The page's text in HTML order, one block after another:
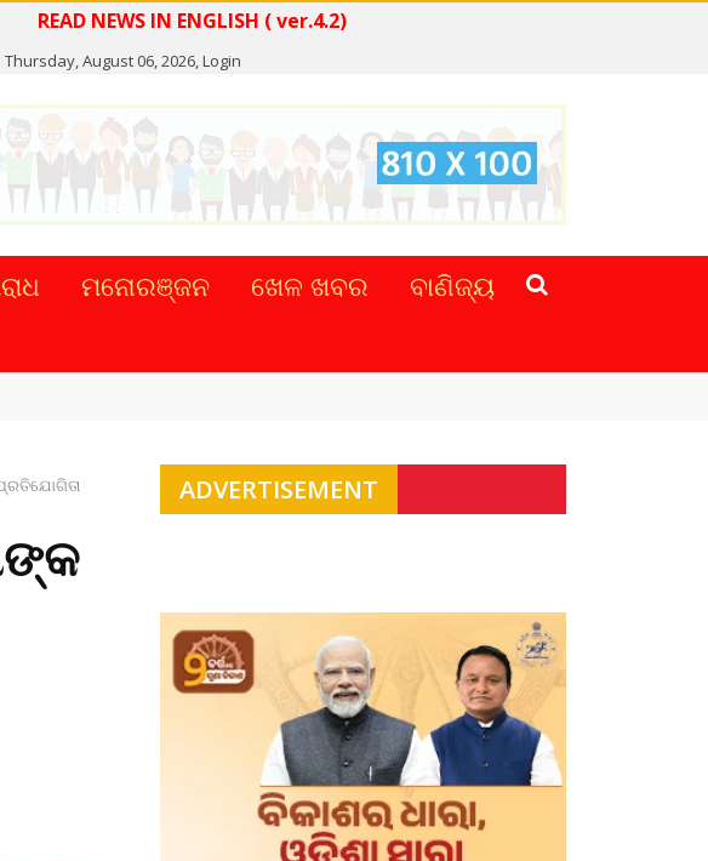
READ NEWS IN ENGLISH ( ver.4.2)
Thursday, August 06, 2026,Login
ମନୋରଞ୍ଜନ ଖେଳ ଖବର
ବାଣିଜ୍ୟ
ADVERTISEMENT